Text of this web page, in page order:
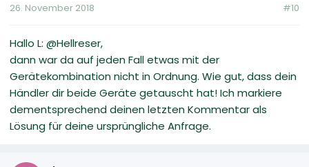
26. November 2018 #10
Hallo L: @Hellreser,
dann war da auf jeden Fall etwas mit der
Gerätekombination nicht in Ordnung. Wie gut, dass dein
Händler dir beide Geräte getauscht hat! Ich markiere
dementsprechend deinen letzten Kommentar als
Lösung für deine ursprüngliche Anfrage.